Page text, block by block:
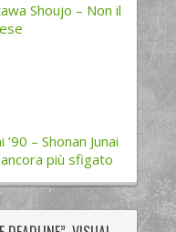
Shoujo – Non il
’90 – Shonan Junai
ancora più sfigato